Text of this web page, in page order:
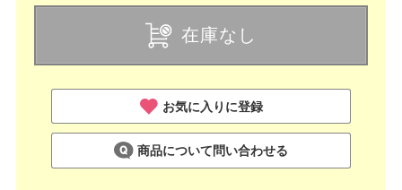
在庫なし
お気に入りに登録
商品について問い合わせる